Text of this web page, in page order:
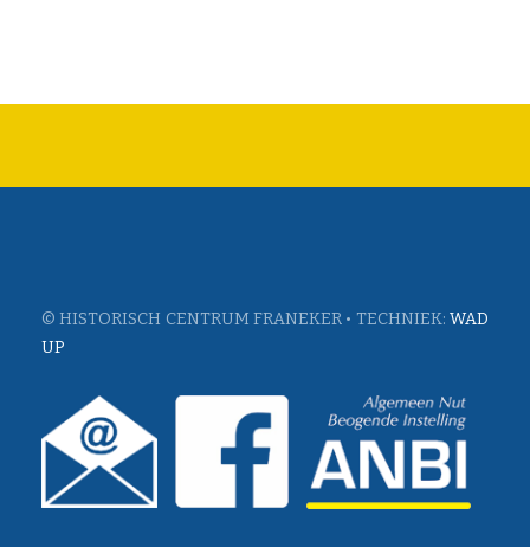
© HISTORISCH CENTRUM FRANEKER • TECHNIEK: WAD
UP